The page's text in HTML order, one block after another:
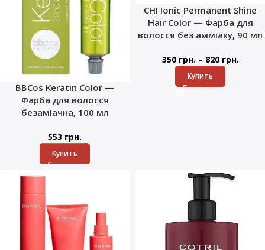
BBCos Keratin Color —
Фарба для волосся
безаміачна, 100 мл
553 грн.
Купить
CHI Ionic Permanent Shine
Hair Color — Фарба для
волосся без амміаку, 90 мл
350 грн. – 820 грн.
Купить